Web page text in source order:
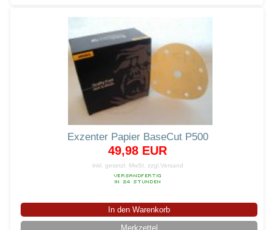
Exzenter Papier BaseCut P500
49,98 EUR
inkl. gesetzl. MwSt. zzgl.Versand
In den Warenkorb
Merkzettel